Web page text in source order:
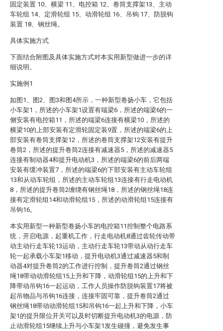
固定装置 10、横梁 11、电控箱 12、卷筒支撑架13、主动
车轮组 14、定滑轮组 15、动滑轮组 16、吊钩 17、防脱钩
装置 18、钢丝绳。
具体实施方式
下面结合附图及具体实施方式对本实用新型做进一步的详
细说明。
实施例1
如图1、图2、图3和图4所示，一种新型卷扬小车，它包括
小车架1，所述的小车架1设置有端梁6，所述的端梁6的一
侧安装有电控箱11，所述的端梁6连接有横梁10，所述的
横梁10的上部安装有定滑轮固定装9置，所述的端梁6的上
部安装有卷筒支撑架12，所述的卷筒支撑架12安装有提升
卷筒2，所述的提升卷筒2连接有减速器5，所述的减速器5
连接有制动器4和提升电动机3，所述的端梁6的前后两端
安装有缓冲装置7，所述的端梁6的下部安装有主动车轮组
13和从动车轮组，所述的主动车轮组13连接有行走电动机
8，所述的提升卷筒2缠绕有钢丝绳18，所述的钢丝绳18连
接有定滑轮组14和动滑轮组15，所述的动滑轮组15连接有
吊钩16。
本实用新型一种新型卷扬小车的电控箱11控制整个电路系
统，开启电源，起重机工作，行走电动机8通过齿轮传动带
动主动行走车轮13运动，主动行走车轮13带动从动行走车
轮一起承载小车架1移动，提升电动机3通过减速器5和制
动器4对提升卷筒2的工作进行控制，提升卷筒2通过钢丝
绳18带动动滑轮组15上升和下降，动滑轮组15的上升和下
降带动吊钩16一起运动，工作人员操作防脱钩装置17将被
起吊物品与吊钩16连接，连接牢固可靠，提升卷筒2通过
钢丝绳18带动动滑轮组15和吊钩16一起上升和下降，小车
架1的提升限位开关可以及时切断提升电动机3的电源，防
止动滑轮组15继续上升与小车架1发生碰撞，避免发生事